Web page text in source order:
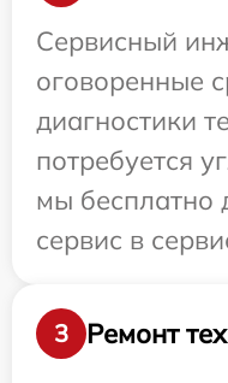
Сервисный
оговоренные
диагностики
потребуется
мы бесплатно
сервис в
3
Ремонт